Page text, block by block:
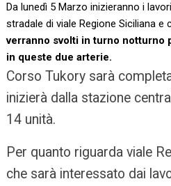
Da lunedì 5 Marzo inizieranno i
stradale di viale Regione Siciliana e
verranno svolti in turno notturno
in queste due arterie.
Corso Tukory sarà
inizierà dalla stazione
14 unità.
Per quanto riguarda viale
che sarà interessato dai